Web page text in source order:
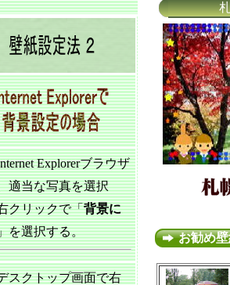
Explorerブラウザ
適当な写真を選択
クリックで「背景に
を選択する。
スクトップ画面で右
お勧め